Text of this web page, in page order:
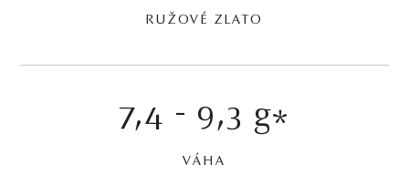
RUŽOVÉ ZLATO
7,4 - 9,3 g*
VÁHA